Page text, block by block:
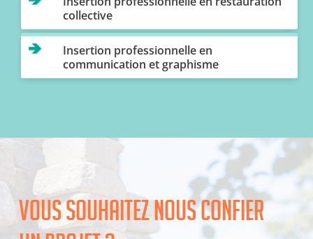
collective
Insertion professionnelle en
communication et graphisme
Vous souhaitez nous confier